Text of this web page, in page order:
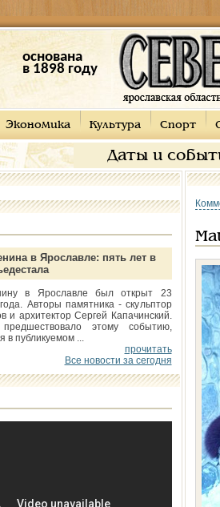
основана
в 1898 году
Экономика Культура Спорт
Даты и
в Ярославле: пять лет в
в Ярославле был открыт 23
Авторы памятника - скульптор
и архитектор Сергей Капачинский.
этому событию,
в публикуемом ...
прочитать
Все новости за сегодня